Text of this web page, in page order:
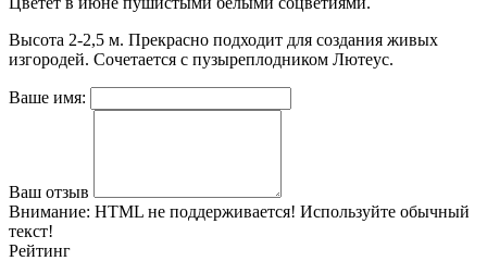
Высота 2-2,5 м. Прекрасно подходит для создания живых
изгородей. Сочетается с пузыреплодником Лютеус.
Ваше имя:
Ваш отзыв
Внимание: HTML не поддерживается! Используйте обычный
текст!
Рейтинг